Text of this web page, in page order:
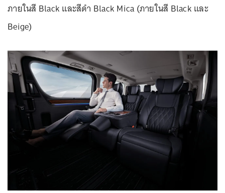
ภายในสี Black และสีดำ Black Mica (ภายในสี Black และ
Beige)